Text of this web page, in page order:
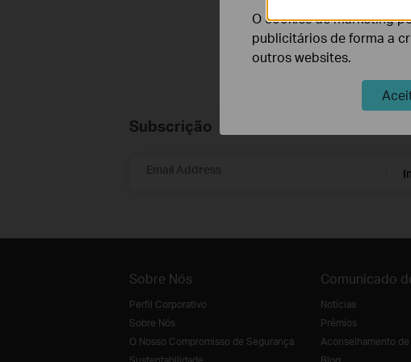
Subscrição
Email Address
Sobre Nós
Perfil Corporativo
Sobre Nós
O Nosso Compromisso de Segurança
Comunicado
Notícias
Prémios
Aconselhamento
O cookies de marketing
publicitários de forma a
outros websites.